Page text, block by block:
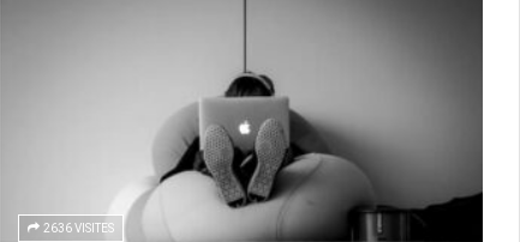
2636 VISITES